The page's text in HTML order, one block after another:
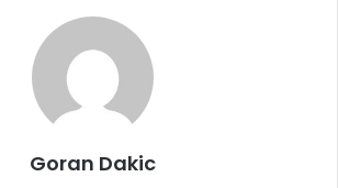
Goran Dakic